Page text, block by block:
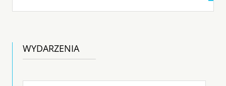
WYDARZENIA